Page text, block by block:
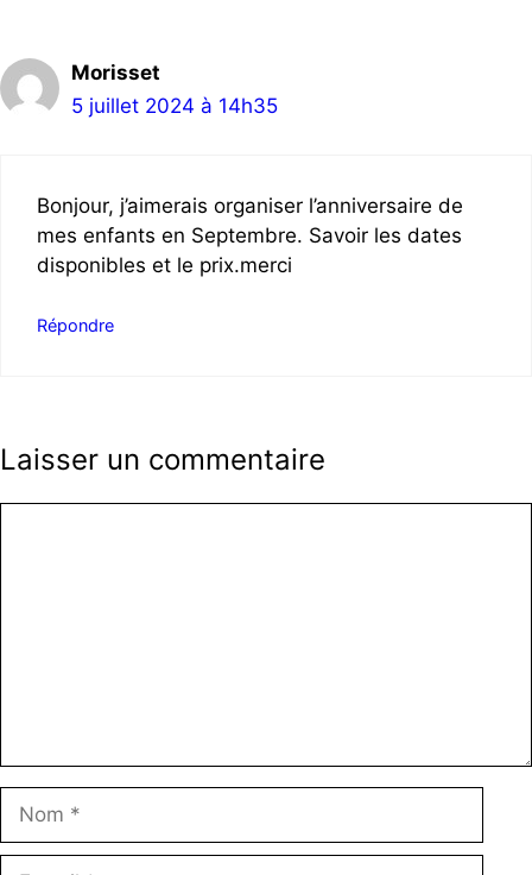
Morisset
5 juillet 2024 à 14h35
Bonjour, j’aimerais organiser l’anniversaire de
mes enfants en Septembre. Savoir les dates
disponibles et le prix.merci
Répondre
Laisser un commentaire